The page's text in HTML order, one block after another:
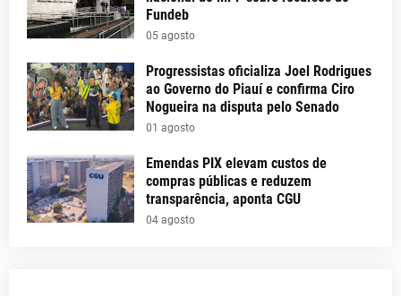
Fundeb
05 agosto
Progressistas oficializa Joel Rodrigues
ao Governo do Piauí e confirma Ciro
Nogueira na disputa pelo Senado
01 agosto
Emendas PIX elevam custos de
compras públicas e reduzem
transparência, aponta CGU
04 agosto